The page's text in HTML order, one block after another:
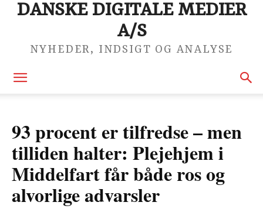
DANSKE DIGITALE MEDIER
A/S
NYHEDER, INDSIGT OG ANALYSE
93 procent er tilfredse – men
tilliden halter: Plejehjem i
Middelfart får både ros og
alvorlige advarsler